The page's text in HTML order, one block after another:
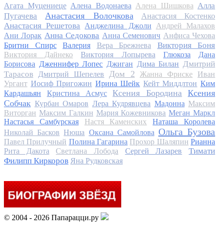
Агата Муцениеце Алена Водонаева Алена Шишкова Алла
Пугачева
Анастасия Волочкова Анастасия Костенко
Анастасия Решетова Анджелина Джоли
Андрей Малахов
Ани Лорак Анна Седокова Анна Семенович Анфиса Чехова
Бритни Спирс
Валерия Вера Брежнева Виктория Боня
Виктория Дайнеко Виктория Лопырева Глюкоза
Дана
Борисова Дженнифер Лопес Джиган Дима Билан Дмитрий
Тарасов
Дмитрий Шепелев Дом 2 Жанна Фриске
Иван
Ургант Иосиф Пригожин Ирина Шейк Кейт Миддлтон Ким
Кардашьян
Кристина Асмус Ксения Бородина
Ксения
Собчак Курбан Омаров Лера Кудрявцева Мадонна Максим
Виторган Максим Галкин Мария Кожевникова Меган Маркл
Настасья Самбурская
Настя Каменских
Наташа Королева
Николай Басков Нюша Оксана Самойлова Ольга Бузова
Павел Прилучный Полина Гагарина Прохор Шаляпин Рианна
Рита Дакота
Светлана Лобода Сергей Лазарев
Тимати
Филипп Киркоров Яна Рудковская
© 2004 - 2026 Папарацци.ру